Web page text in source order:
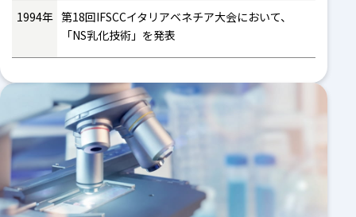
1994年 第18回IFSCCイタリアベネチア大会において、
「NS乳化技術」を発表